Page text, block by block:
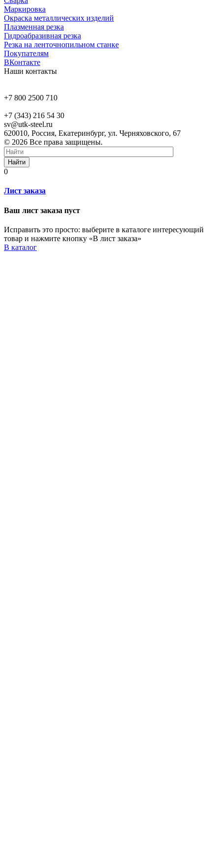
Маркировка
Окраска металлических изделий
Плазменная резка
Гидроабразивная резка
Резка на ленточнопильном станке
Покупателям
ВКонтакте
Наши контакты
+7 800 2500 710
+7 (343) 216 54 30
sv@utk-steel.ru
620010, Россия, Екатеринбург, ул. Черняховского, 67
© 2026 Все права защищены.
Найти
0
Лист заказа
Ваш лист заказа пуст
Исправить это просто: выберите в каталоге интересующий
товар и нажмите кнопку «В лист заказа»
В каталог